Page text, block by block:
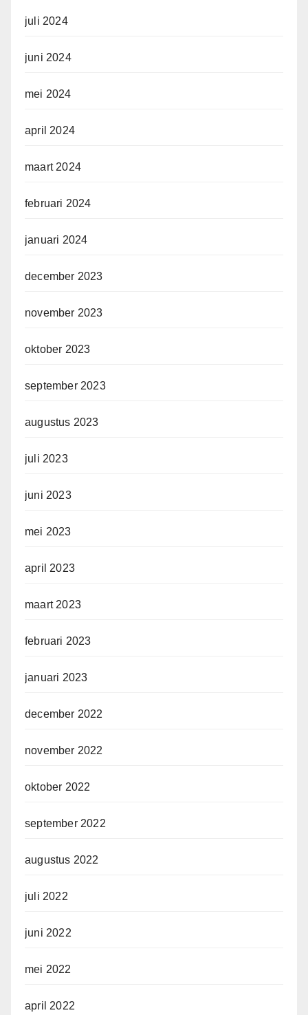
juli 2024
juni 2024
mei 2024
april 2024
maart 2024
februari 2024
januari 2024
december 2023
november 2023
oktober 2023
september 2023
augustus 2023
juli 2023
juni 2023
mei 2023
april 2023
maart 2023
februari 2023
januari 2023
december 2022
november 2022
oktober 2022
september 2022
augustus 2022
juli 2022
juni 2022
mei 2022
april 2022